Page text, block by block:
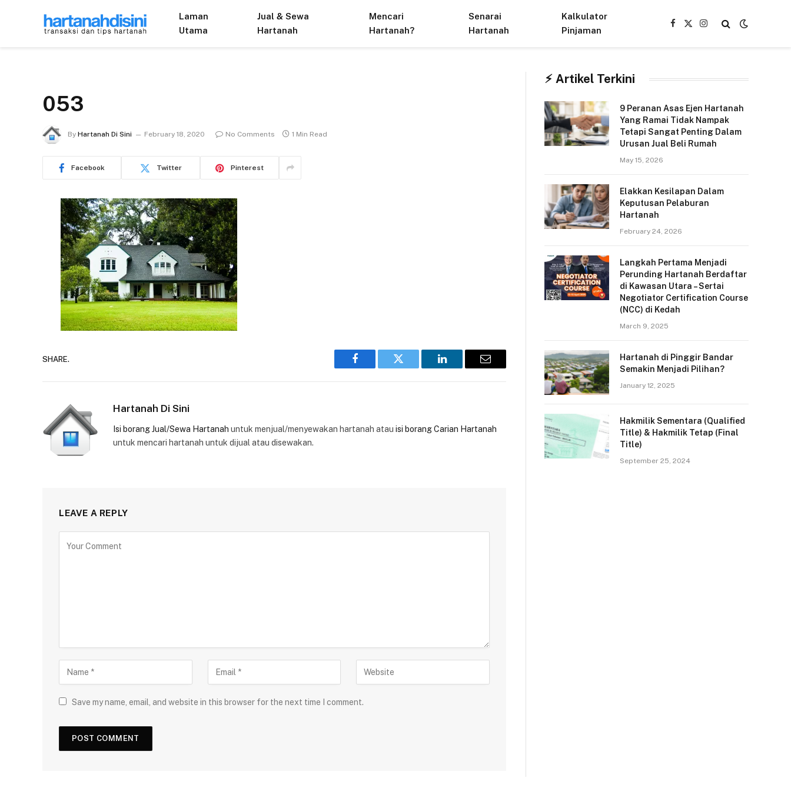
Laman
Utama
Jual & Sewa
Hartanah
Mencari
Hartanah?
Senarai
Hartanah
Kalkulator
Pinjaman
Facebook
X
Instagram
053
By Hartanah Di Sini February 18, 2020 No Comments 1 Min Read
Facebook Twitter Pinterest
SHARE.
Facebook Twitter LinkedIn Email
Hartanah Di Sini
Isi borang Jual/Sewa Hartanah untuk menjual/menyewakan hartanah atau isi borang Carian Hartanah
untuk mencari hartanah untuk dijual atau disewakan.
LEAVE A REPLY
Save my name, email, and website in this browser for the next time I comment.
⚡︎ Artikel Terkini
9 Peranan Asas Ejen Hartanah
Yang Ramai Tidak Nampak
Tetapi Sangat Penting Dalam
Urusan Jual Beli Rumah
May 15, 2026
Elakkan Kesilapan Dalam
Keputusan Pelaburan
Hartanah
February 24, 2026
Langkah Pertama Menjadi
Perunding Hartanah Berdaftar
di Kawasan Utara – Sertai
Negotiator Certification Course
(NCC) di Kedah
March 9, 2025
Hartanah di Pinggir Bandar
Semakin Menjadi Pilihan?
January 12, 2025
Hakmilik Sementara (Qualified
Title) & Hakmilik Tetap (Final
Title)
September 25, 2024